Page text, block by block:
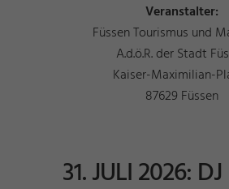
Veranstalter:
Füssen Tourismus und
A.d.ö.R. der Stadt
Kaiser-Maximilian-
87629 Füssen
31. JULI 2026: